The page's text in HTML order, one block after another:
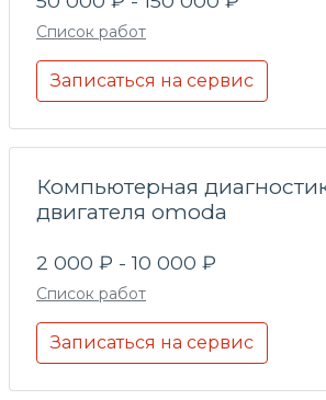
Список работ
Записаться на сервис
Компьютерная
двигателя omoda
2 000 ₽ - 10 000 ₽
Список работ
Записаться на сервис